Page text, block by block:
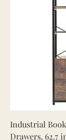
Industrial
Drawers, 62.7